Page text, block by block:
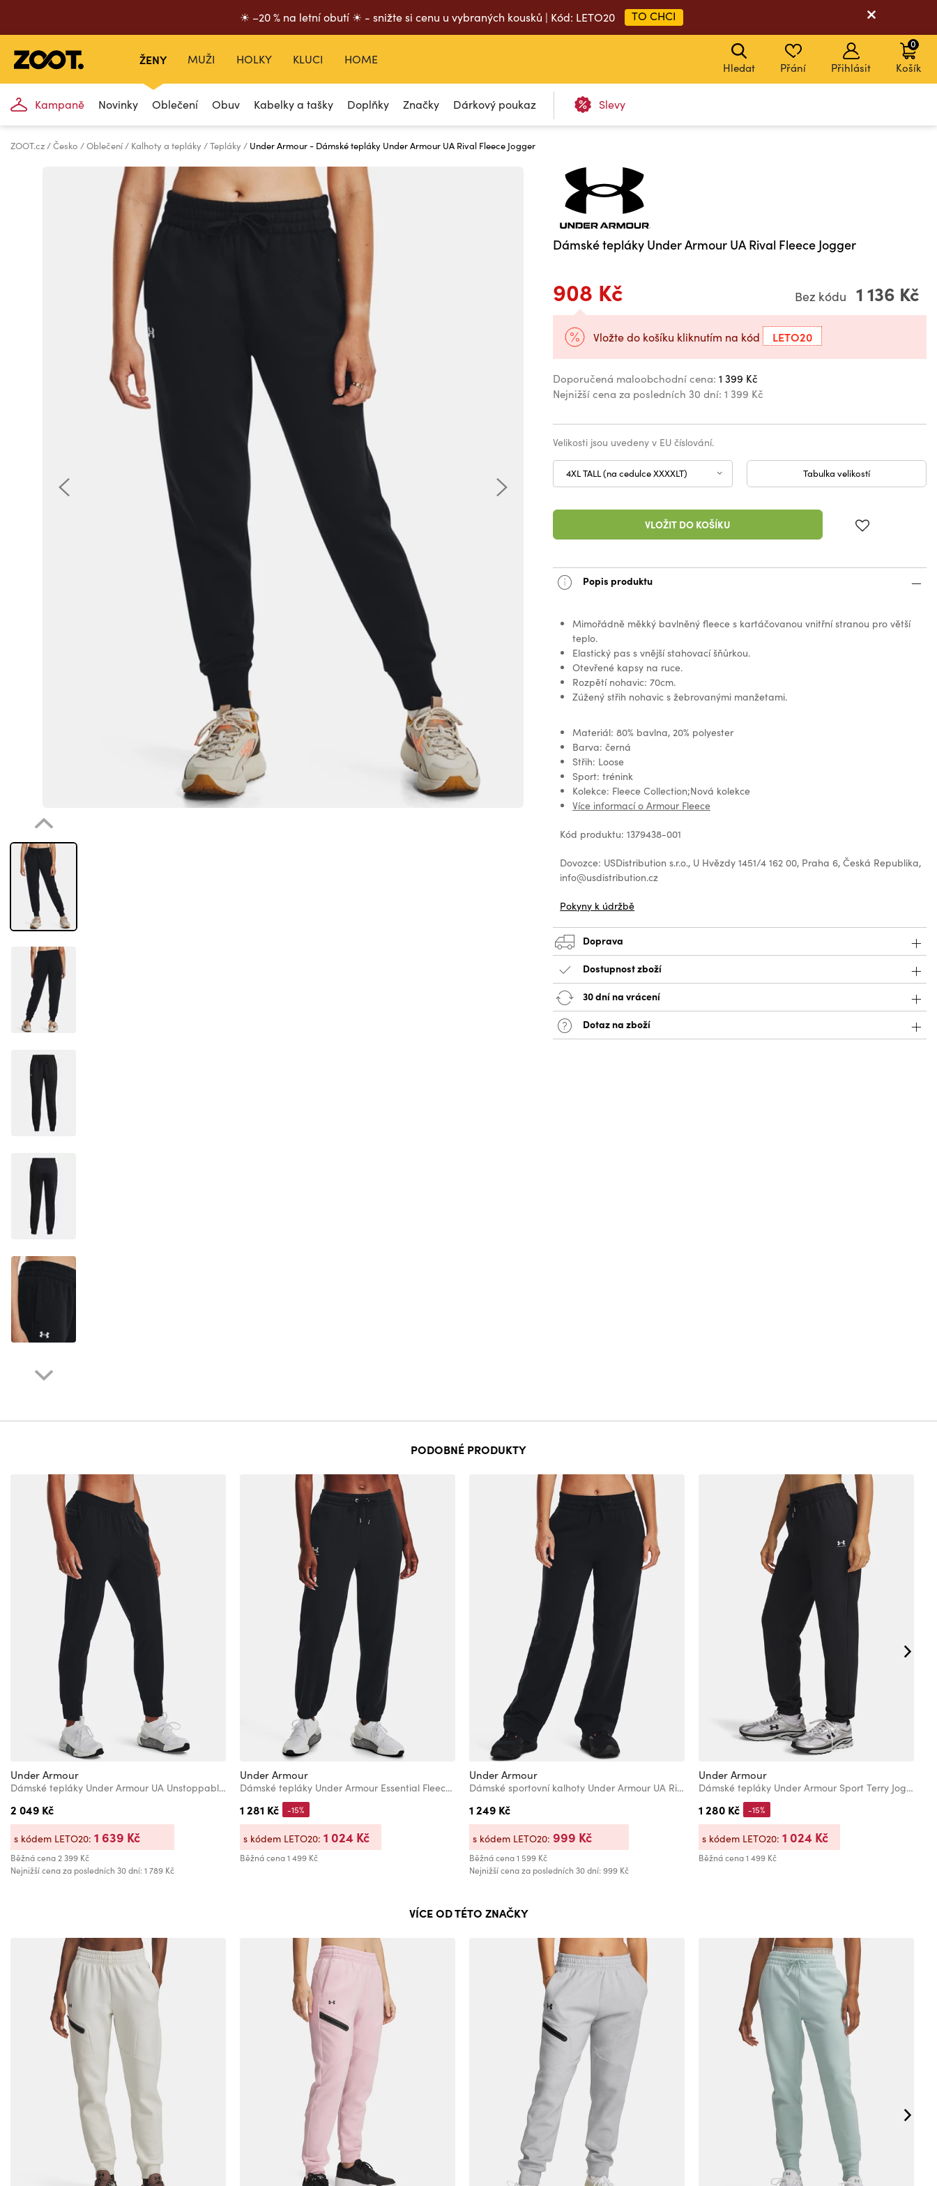
☀ –20 % na letní obutí ☀ - snižte si cenu u vybraných kousků | Kód: LETO20 TO CHCI
ŽENY
Kampaně Novinky Oblečení Obuv Kabelky a tašky Doplňky Značky Dárkový poukaz Slevy
MUŽI HOLKY KLUCI HOME
Hledat Přání Přihlásit Košík
0
ZOOT.cz Česko Oblečení Kalhoty a tepláky Tepláky Under Armour - Dámské tepláky Under Armour UA Rival Fleece Jogger
Dámské tepláky Under Armour UA Rival Fleece Jogger
908 Kč Bez kódu 1 136 Kč
Vložte do košíku kliknutím na kód LETO20
Doporučená maloobchodní cena: 1 399 Kč
Nejnižší cena za posledních 30 dní: 1 399 Kč
Velikosti jsou uvedeny v EU číslování.
4XL TALL (na cedulce XXXXLT) Tabulka velikostí
VLOŽIT DO KOŠÍKU
Popis produktu
Mimořádně měkký bavlněný fleece s kartáčovanou vnitřní stranou pro větší
teplo.
Elastický pas s vnější stahovací šňůrkou.
Otevřené kapsy na ruce.
Rozpětí nohavic: 70cm.
Zúžený střih nohavic s žebrovanými manžetami.
Materiál: 80% bavlna, 20% polyester
Barva: černá
Střih: Loose
Sport: trénink
Kolekce: Fleece Collection;Nová kolekce
Více informací o Armour Fleece
Kód produktu: 1379438-001
Dovozce: USDistribution s.r.o., U Hvězdy 1451/4 162 00, Praha 6, Česká Republika,
info@usdistribution.cz
Pokyny k údržbě
Doprava
Dostupnost zboží
30 dní na vrácení
Dotaz na zboží
PODOBNÉ PRODUKTY
Under Armour
Dámské tepláky Under Armour UA Unstoppable Jogger
2 049 Kč
Běžná cena2 399 Kč
Nejnižší cena za posledních 30 dní: 1 789 Kč
s kódem LETO20: 1 639 Kč
Under Armour
Dámské tepláky Under Armour Essential Fleece Joggers
1 281 Kč
Běžná cena1 499 Kč
-15%
s kódem LETO20: 1 024 Kč
Under Armour
Dámské sportovní kalhoty Under Armour UA Rival Flc Straight Pant
1 249 Kč
Běžná cena1 599 Kč
Nejnižší cena za posledních 30 dní: 999 Kč
s kódem LETO20: 999 Kč
Under Armour
Dámské tepláky Under Armour Sport Terry Jogger-BLK
1 280 Kč
Běžná cena1 499 Kč
-15%
s kódem LETO20: 1 024 Kč
VÍCE OD TÉTO ZNAČKY